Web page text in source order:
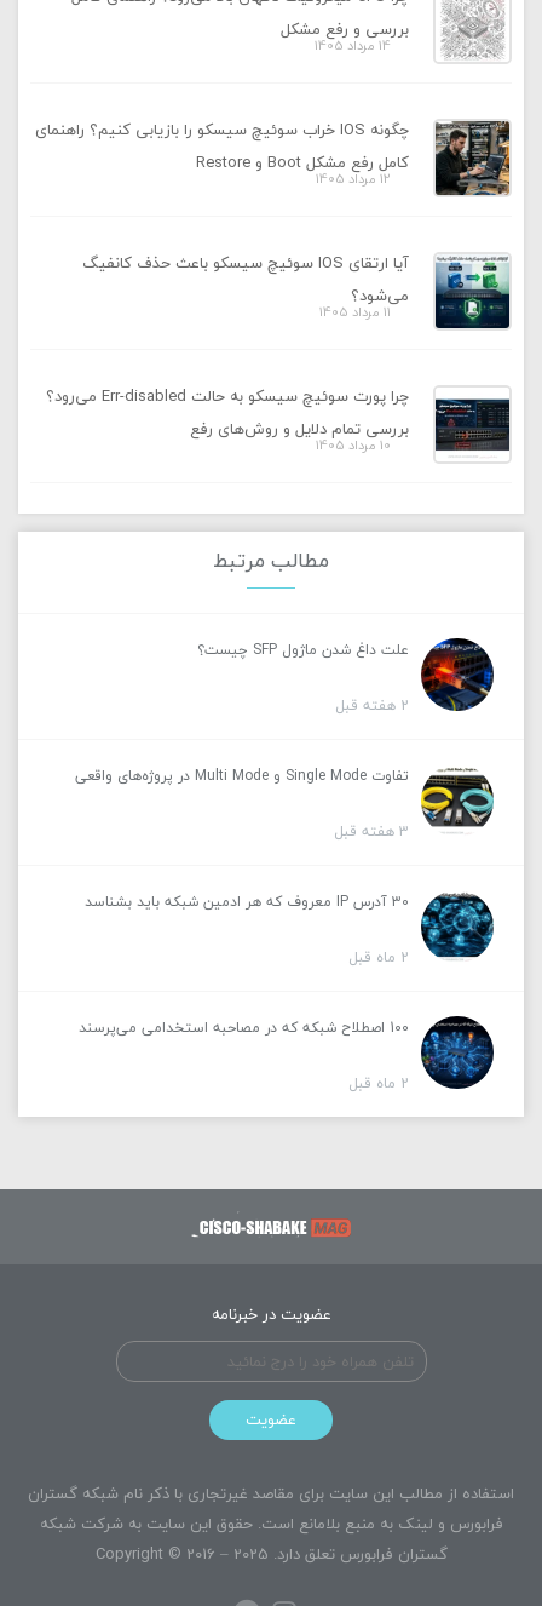
بررسی و رفع مشکل
14 مرداد 1405
چگونه IOS خراب سوئیچ سیسکو را بازیابی کنیم؟ راهنمای
کامل رفع مشکل Boot و Restore
12 مرداد 1405
آیا ارتقای IOS سوئیچ سیسکو باعث حذف کانفیگ
می‌شود؟
11 مرداد 1405
چرا پورت سوئیچ سیسکو به حالت Err-disabled می‌رود؟
بررسی تمام دلایل و روش‌های رفع
10 مرداد 1405
مطالب مرتبط
علت داغ شدن ماژول SFP چیست؟
2 هفته قبل
تفاوت Single Mode و Multi Mode در پروژه‌های واقعی
3 هفته قبل
30 آدرس IP معروف که هر ادمین شبکه باید بشناسد
2 ماه قبل
100 اصطلاح شبکه که در مصاحبه استخدامی می‌پرسند
2 ماه قبل
عضویت در خبرنامه
عضویت
استفاده از مطالب این سایت برای مقاصد غیرتجاری با ذکر نام شبکه گستران
فرابورس و لینک به منبع بلامانع است. حقوق این سایت بهشرکت شبکه
گستران فرابورس تعلق دارد. Copyright © 2016 – 2025